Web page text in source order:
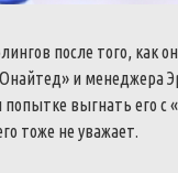
после того, как
и менеджера
попытке выгнать его
тоже не уважает.